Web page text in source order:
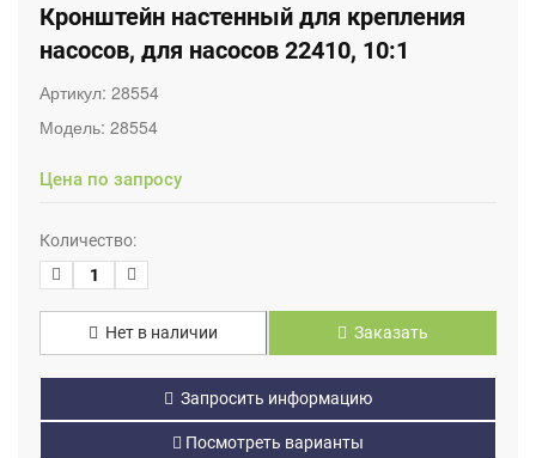
Кронштейн настенный для крепления
насосов, для насосов 22410, 10:1
Артикул: 28554
Модель: 28554
Цена по запросу
Количество:
Нет в наличии Заказать
Запросить информацию
Посмотреть варианты